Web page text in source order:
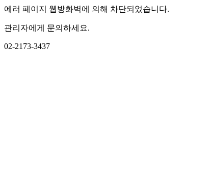
에러 페이지 웹방화벽에 의해 차단되었습니다.
관리자에게 문의하세요.
02-2173-3437